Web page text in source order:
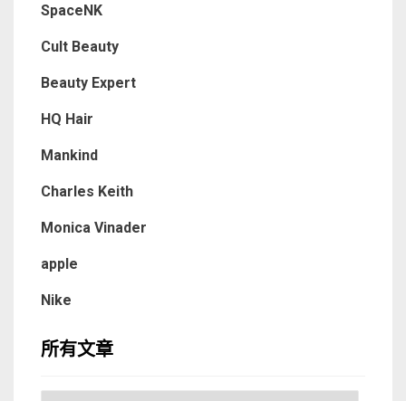
SpaceNK
Cult Beauty
Beauty Expert
HQ Hair
Mankind
Charles Keith
Monica Vinader
apple
Nike
所有文章